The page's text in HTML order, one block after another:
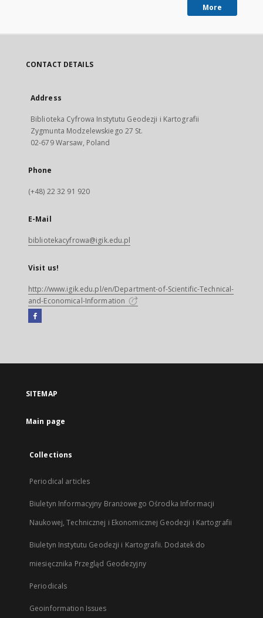
More
CONTACT DETAILS
Address
Biblioteka Cyfrowa Instytutu Geodezji i Kartografii
Zygmunta Modzelewskiego 27 St.
02-679 Warsaw, Poland
Phone
(+48) 22 32 91 920
E-Mail
bibliotekacyfrowa@igik.edu.pl
Visit us!
http://www.igik.edu.pl/en/Department-of-Scientific-Technical-
and-Economical-Information
Facebook
open
new
SITEMAP
Main page
Collections
Periodical articles
Biuletyn Informacyjny Branżowego Ośrodka Informacji
Naukowej, Technicznej i Ekonomicznej Geodezji i Kartografii
Biuletyn Instytutu Geodezji i Kartografii. Dodatek do
miesięcznika Przegląd Geodezyjny
Periodicals
Geoinformation Issues